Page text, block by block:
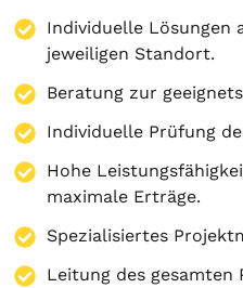
Individuelle Lösungen
jeweiligen Standort.
Beratung zur
Individuelle Prüfung
Hohe
maximale Erträge.
Spezialisiertes
Leitung des gesamten